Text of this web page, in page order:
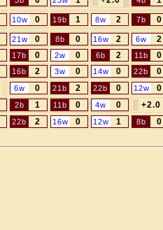
10w 0 19b 1 8w 2 7b 0
21w 0 8b 0 16w 2 6w 2
17b 0 2w 0 6b 2 11b 0
16b 2 3w 0 14w 0 22b 0
6w 0 21b 2 22b 0 12w 0
2b 1 11b 0 4w 0 +2.0
22b 2 16w 0 12w 1 8b 0